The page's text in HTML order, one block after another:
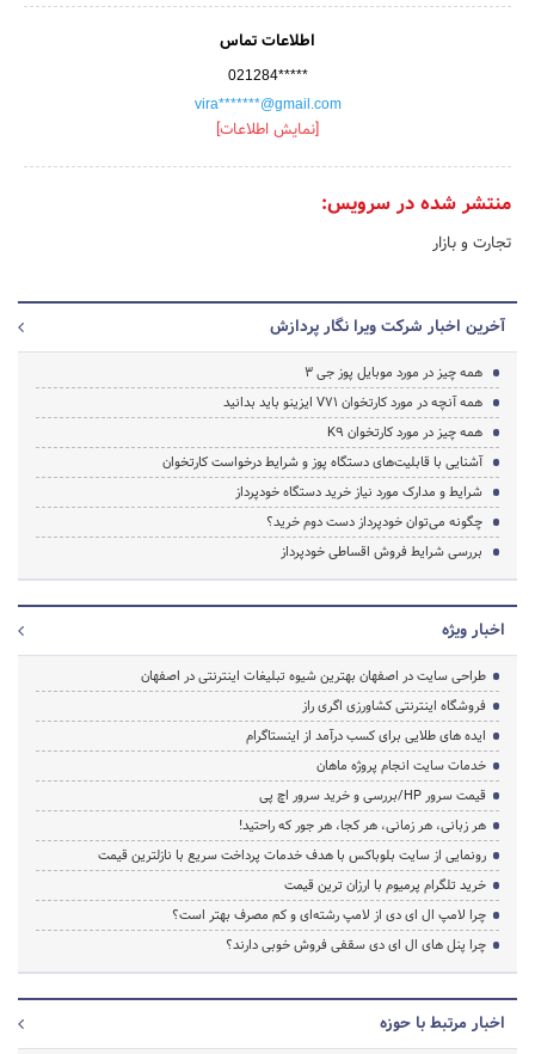
اطلاعات تماس
021284*****
vira*******@gmail.com
[نمایش اطلاعات]
منتشر شده در سرویس:
تجارت و بازار
آخرین اخبار شرکت ویرا نگار پردازش
همه چیز در مورد موبایل پوز جی 3
همه آنچه در مورد کارتخوان V71 ایزینو باید بدانید
همه چیز در مورد کارتخوان K9
آشنایی با قابلیت‌های دستگاه پوز و شرایط درخواست کارتخوان
شرایط و مدارک مورد نیاز خرید دستگاه خودپرداز
چگونه می‌توان خودپرداز دست دوم خرید؟
بررسی شرایط فروش اقساطی خودپرداز
اخبار ویژه
طراحی سایت در اصفهان بهترین شیوه تبلیغات اینترنتی در اصفهان
فروشگاه اینترنتی کشاورزی اگری راز
ایده های طلایی برای کسب درآمد از اینستاگرام
خدمات سایت انجام پروژه ماهان
قیمت سرور HP/بررسی و خرید سرور اچ پی
هر زبانی، هر زمانی، هر کجا، هر جور که راحتید!
رونمایی از سایت بلوباکس با هدف خدمات پرداخت سریع با نازلترین قیمت
خرید تلگرام پرمیوم با ارزان ترین قیمت
چرا لامپ ال ای دی از لامپ رشته‌ای و کم مصرف بهتر است؟
چرا پنل های ال ای دی سقفی فروش خوبی دارند؟
اخبار مرتبط با حوزه